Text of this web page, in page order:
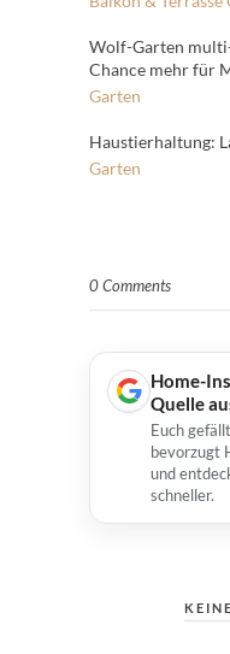
Wolf-Garten
Chance mehr für
Garten
Haustierhaltung:
Garten
0 Comments
Home-
Quelle
Euch
bevorzugt
und
schneller.